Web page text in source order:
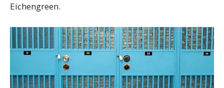
Eichengreen.